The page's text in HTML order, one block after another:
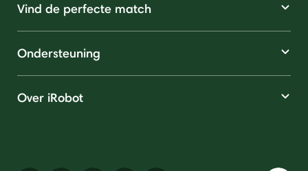
Vind de perfecte match
Ondersteuning
Over iRobot